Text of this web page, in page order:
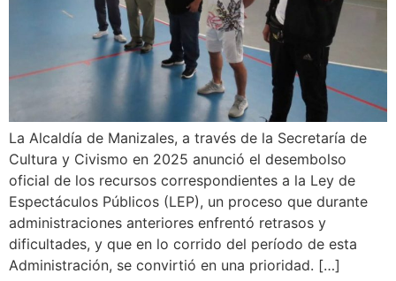
La Alcaldía de Manizales, a través de la Secretaría de
Cultura y Civismo en 2025 anunció el desembolso
oficial de los recursos correspondientes a la Ley de
Espectáculos Públicos (LEP), un proceso que durante
administraciones anteriores enfrentó retrasos y
dificultades, y que en lo corrido del período de esta
Administración, se convirtió en una prioridad. […]